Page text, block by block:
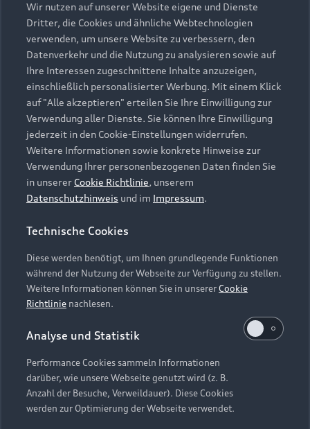
Alle Modelle
Modelle vergleichen
Elektromodelle
Plug-in-Hybride
Kaufen & leasen
Neuwagensuche
Gebrauchtwagensuche
Gebrauchtwagen
Finanzierung
Aktionen & Angebote
Geschäftskunden
Service & Zubehör
Saisonale Angebote
Audi Services
Garantie
Audi digital services
myAudi
Support
Kundenservice
Händlersuche
Audi Code
Online-Terminvereinbarung
Servicekontakt
Vertrag widerrufen
Über Audi
Unternehmen
Karriere
Investor Relations
Presse & Media Center
Datenschutz
Audi erleben
Newsletter
Impressum Rechtliches
Hinweisgebersystem
Datenschutzinformation
Cookie-Einstellungen
Cookie-Richtlinie
Barrierefreiheit
Hinweis: Die aktuelle Darstellung und Anordnung der
Embleme am Fahrzeug bei allen Abbildungen auf dieser
Webseite kann abweichen.
Wir nutzen auf unserer Website eigene und Dienste
Dritter, die Cookies und ähnliche Webtechnologien
verwenden, um unsere Website zu verbessern, den
Datenverkehr und die Nutzung zu analysieren sowie auf
Ihre Interessen zugeschnittene Inhalte anzuzeigen,
einschließlich personalisierter Werbung. Mit einem Klick
auf "Alle akzeptieren" erteilen Sie Ihre Einwilligung zur
Verwendung aller Dienste. Sie können Ihre Einwilligung
jederzeit in den Cookie-Einstellungen widerrufen.
Weitere Informationen sowie konkrete Hinweise zur
Verwendung Ihrer personenbezogenen Daten finden Sie
in unserer Cookie Richtlinie, unserem
Datenschutzhinweis und im Impressum.
Technische Cookies
Diese werden benötigt, um Ihnen grundlegende Funktionen
während der Nutzung der Webseite zur Verfügung zu stellen.
Weitere Informationen können Sie in unsererCookie
Richtlinie nachlesen.
Analyse und Statistik
Performance Cookies sammeln Informationen
darüber, wie unsere Webseite genutzt wird (z. B.
Anzahl der Besuche, Verweildauer). Diese Cookies
werden zur Optimierung der Webseite verwendet.